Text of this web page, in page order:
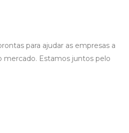
para ajudar as empresas a
mercado. Estamos juntos pelo